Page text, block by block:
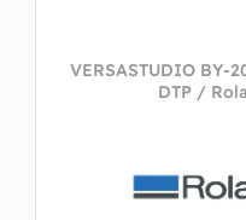
VERSASTUDIO BY-
DTP /